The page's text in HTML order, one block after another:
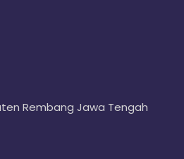
Rembang Jawa Tengah